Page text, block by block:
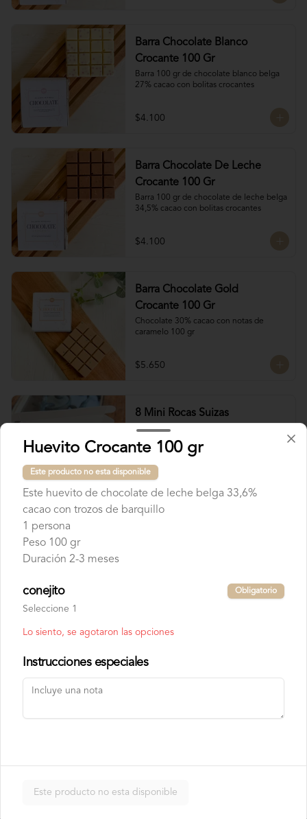
Barra Chocolate Blanco
Crocante 100 Gr
Barra 100 gr de chocolate blanco belga
27% cacao con bolitas crocantes
$4.100
Barra Chocolate De Leche
Crocante 100 Gr
Barra 100 gr de chocolate de leche belga
34,5% cacao con bolitas crocantes
$4.100
Barra Chocolate Gold
Crocante 100 Gr
Chocolate 30% cacao con notas de
caramelo 100 gr
$5.650
8 Mini Rocas Suizas
Esta nueva alianza con @mun_cl trae
unas exquisitas Rocas Suizas!
Los mejores frutos secos Almendra,
chocolate
Chocolate Bitter
Chocolate de leche
Chocolate Blanco
$7.750
Conócenos
Términos y condiciones
Redes sociales
Instagram
Huevito Crocante 100 gr
Este producto no esta disponible
Este huevito de chocolate de leche belga 33,6%
cacao con trozos de barquillo
1 persona
Peso 100 gr
Duración 2-3 meses
conejito Obligatorio
Seleccione 1
Lo siento, se agotaron las opciones
Instrucciones especiales
Este producto no esta disponible